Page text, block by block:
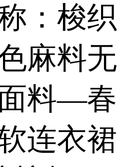
：梭织
麻料无
料—春
连衣裙